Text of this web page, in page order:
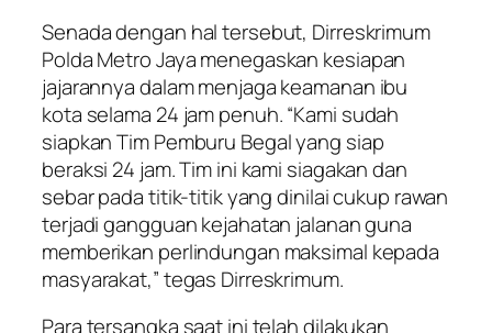
Senada dengan hal tersebut, Dirreskrimum
Polda Metro Jaya menegaskan kesiapan
jajarannya dalam menjaga keamanan ibu
kota selama 24 jam penuh. “Kami sudah
siapkan Tim Pemburu Begal yang siap
beraksi 24 jam. Tim ini kami siagakan dan
sebar pada titik-titik yang dinilai cukup rawan
terjadi gangguan kejahatan jalanan guna
memberikan perlindungan maksimal kepada
masyarakat,” tegas Dirreskrimum.
Para tersangka saat ini telah dilakukan